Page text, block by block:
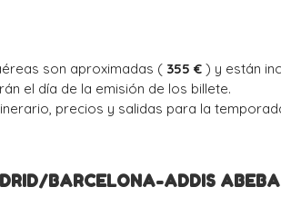
son aproximadas ( 355 € ) y están
el día de la emisión de los billete.
precios y salidas para la
BARCELONA-ADDIS ABEBA